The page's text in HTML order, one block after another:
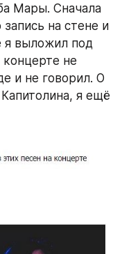
Мары. Сначала
на стене и
я выложил под
не
и не говорил. О
я ещё